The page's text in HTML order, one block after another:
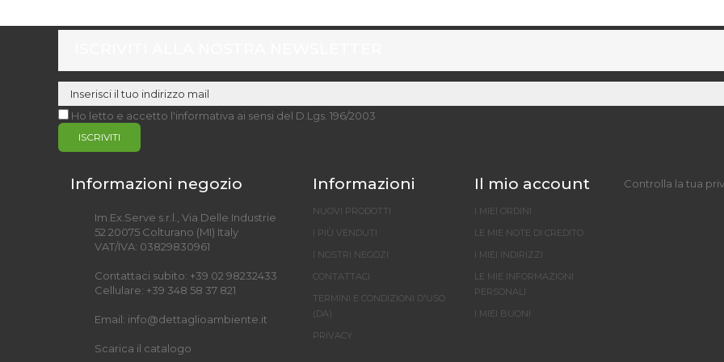
Ho letto e accetto l'informativa ai sensi del D.Lgs. 196/2003
ISCRIVITI
Informazioni negozio
Im.Ex.Serve s.r.l., Via Delle Industrie
52 20075 Colturano (MI) Italy
VAT/IVA: 03829830961
Contattaci subito: +39 02 98232433
Cellulare: +39 348 58 37 821
Email: info@dettaglioambiente.it
Scarica il catalogo
Informazioni
NUOVI PRODOTTI
I PIÙ VENDUTI
I NOSTRI NEGOZI
CONTATTACI
TERMINI E CONDIZIONI D'USO
(DA)
PRIVACY
Il mio account
I MIEI ORDINI
LE MIE NOTE DI CREDITO
I MIEI INDIRIZZI
LE MIE INFORMAZIONI
PERSONALI
I MIEI BUONI
Controlla la tua